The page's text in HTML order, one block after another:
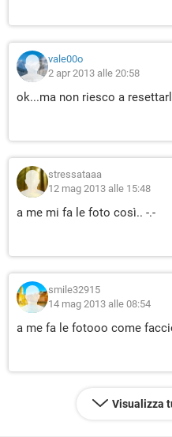
vale00o
2 apr 2013 alle 20:58
ok...ma non riesco a
stressataaa
12 mag 2013 alle 15:48
a me mi fa le foto così.. -.-
smile32915
14 mag 2013 alle 08:54
a me fa le fotooo come
Visualizza